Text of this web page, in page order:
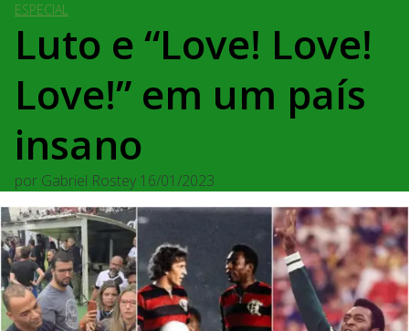
ESPECIAL
Luto e “Love! Love!
Love!” em um país
insano
por Gabriel Rostey 16/01/2023